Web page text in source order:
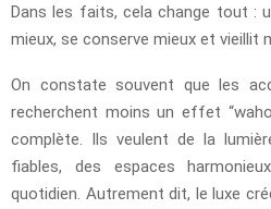
Dans les faits, cela change tout :
mieux, se conserve mieux et vieillit
On constate souvent que les
recherchent moins un effet
complète. Ils veulent de la
fiables, des espaces
quotidien. Autrement dit, le luxe